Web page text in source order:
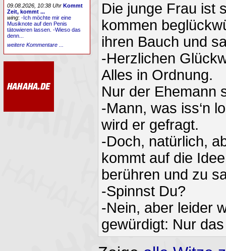
Die junge Frau ist
kommen
ihren Bauch und
-Herzlichen
Alles in Ordnung.
Nur der Ehemann
-Mann, was iss‘n
wird er gefragt.
-Doch, natürlich,
kommt auf die
berühren und zu
-Spinnst Du?
-Nein, aber leider
gewürdigt: Nur
09.08.2026, 10:38 Uhr Kommt
Zeit, kommt ...
wing:-Ich möchte mir eine
Musiknote auf den Penis
tätowieren lassen. -Wieso das
denn...
weitere Kommentare ...